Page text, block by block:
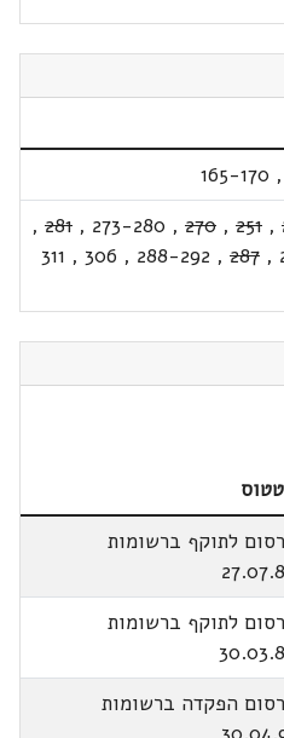
,
165-170
,
251
,
270
,
273-280
,
281
,
,
287
,
288-292
,
306
,
311
לתוקף ברשומות
לתוקף ברשומות
הפקדה ברשומות